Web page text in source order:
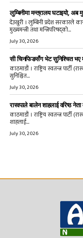
लुम्बिनीमा मन्त्रालय घटाइयो, अब
देउखुरी । लुम्बिनी प्रदेश सरकारले
मुख्यमन्त्री तथा मन्त्रिपरिषद्को...
July 30, 2026
सी चिनफिङसँग भेट सुनिश्चित भए
काठमाडौं । राष्ट्रिय स्वतन्त्र
सुनिश्चित...
July 30, 2026
रास्वपाले बालेन शाहलाई वरिष्ठ नेता
काठमाडौं । राष्ट्रिय स्वतन्त्र पार्टी
शाहलाई...
July 30, 2026